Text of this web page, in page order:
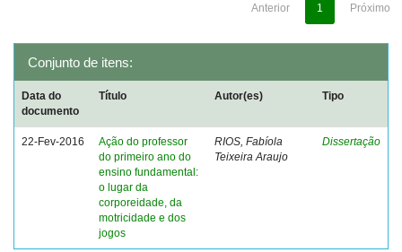
Anterior 1 Próximo
Conjunto de itens:
Data do
documento
Título Autor(es) Tipo
22-Fev-2016
Ação do professor
do primeiro ano do
ensino fundamental:
o lugar da
corporeidade, da
motricidade e dos
jogos
RIOS, Fabíola
Teixeira Araujo
Dissertação